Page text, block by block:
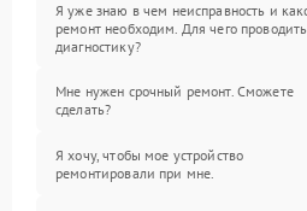
Я уже знаю в чем неисправность и
ремонт необходим. Для чего проводить
диагностику?
Мне нужен срочный ремонт. Сможете
сделать?
Я хочу, чтобы мое устройство
ремонтировали при мне.